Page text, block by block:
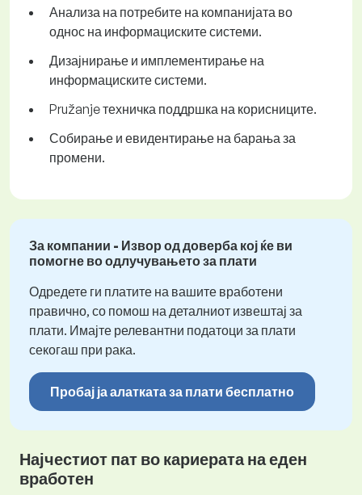
Анализа на потребите на компанијата во
однос на информациските системи.
Дизајнирање и имплементирање на
информациските системи.
Pružanje техничка поддршка на корисниците.
Собирање и евидентирање на барања за
промени.
За компании - Извор од доверба кој ќе ви
помогне во одлучувањето за плати
Одредете ги платите на вашите вработени
правично, со помош на деталниот извештај за
плати. Имајте релевантни податоци за плати
секогаш при рака.
Пробај ја алатката за плати бесплатно
Најчестиот пат во кариерата на еден
вработен